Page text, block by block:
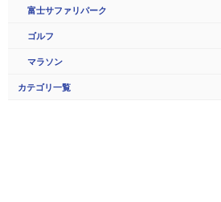
富士サファリパーク
ゴルフ
マラソン
カテゴリ一覧